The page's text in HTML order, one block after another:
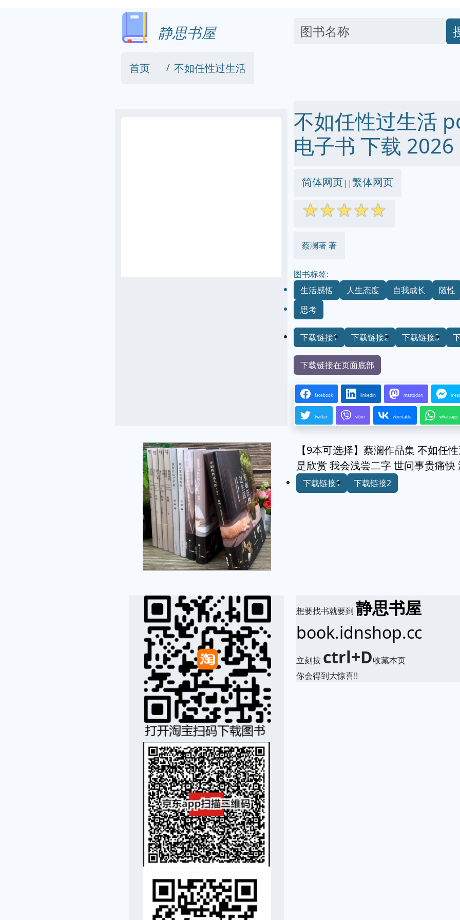
静思书屋
首页 不如任性过生活
不如任性过生活
电子书 下载 2026
简体网页||繁体网页
☆☆☆☆☆
蔡澜著 著
图书标签:
生活感悟
人生态度 自我成长
随性
思考
下载链接1 下载链接2 下载链接3
下载链接在页面底部
facebook linkedin mastodon
twitter viber vkontakte whatsapp
【9本可选择】蔡澜作品集 不如任
是欣赏 我会浅尝二字 世问事贵痛
下载链接1 下载链接2
想要找书就要到静思书屋
book.idnshop.cc
立刻按 ctrl+D收藏本页
你会得到大惊喜!!